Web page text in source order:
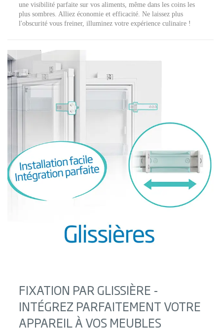
une visibilité parfaite sur vos aliments, même dans les coins les
plus sombres. Alliez économie et efficacité. Ne laissez plus
l'obscurité vous freiner, illuminez votre expérience culinaire !
FIXATION PAR GLISSIÈRE -
INTÉGREZ PARFAITEMENT VOTRE
APPAREIL À VOS MEUBLES